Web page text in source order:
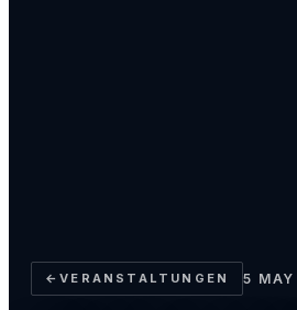
←VERANSTALTUNGEN 5